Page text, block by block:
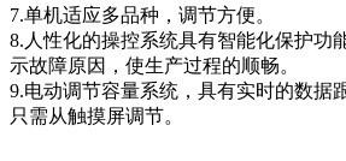
7.单机适应多品种，调节方便。
8.人性化的操控系统具有智能化保护功
示故障原因，使生产过程的顺畅。
9.电动调节容量系统，具有实时的数据
只需从触摸屏调节。